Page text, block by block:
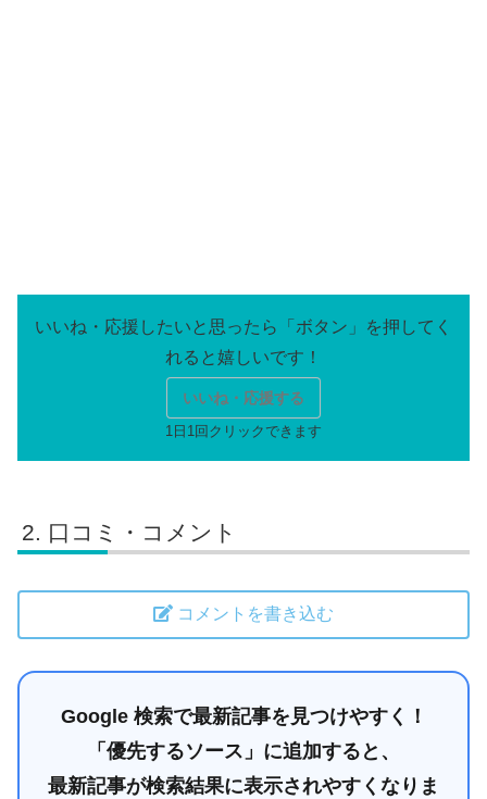
いいね・応援する
口コミ・コメント
コメントを書き込む
Google 検索で最新記事を見つけやすく！
「優先するソース」に追加すると、
最新記事が検索結果に表示されやすくなりま